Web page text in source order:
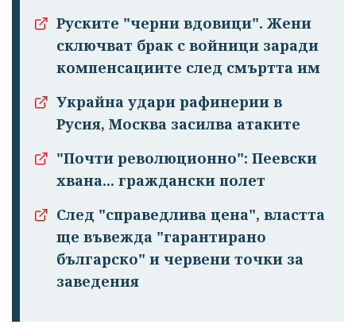
Руските "черни вдовици". Жени
сключват брак с войници заради
компенсациите след смъртта им
Украйна удари рафинерии в
Русия, Москва засилва атаките
"Почти революционно": Пеевски
хвана... граждански полет
След "справедлива цена", властта
ще въвежда "гарантирано
българско" и червени точки за
заведения